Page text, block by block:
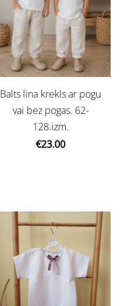
Balts lina krekls ar pogu
vai bez pogas. 62-
128.izm.
€23.00